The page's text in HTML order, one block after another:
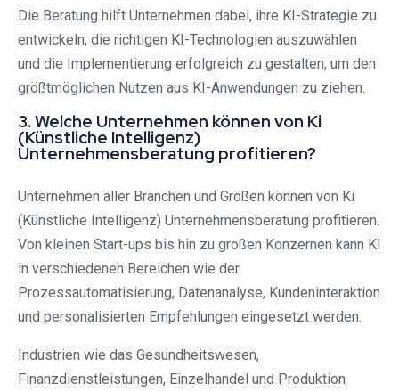
Die Beratung hilft Unternehmen dabei, ihre KI-Strategie zu
entwickeln, die richtigen KI-Technologien auszuwählen
und die Implementierung erfolgreich zu gestalten, um den
größtmöglichen Nutzen aus KI-Anwendungen zu ziehen.
3. Welche Unternehmen können von Ki
(Künstliche Intelligenz)
Unternehmensberatung profitieren?
Unternehmen aller Branchen und Größen können von Ki
(Künstliche Intelligenz) Unternehmensberatung profitieren.
Von kleinen Start-ups bis hin zu großen Konzernen kann KI
in verschiedenen Bereichen wie der
Prozessautomatisierung, Datenanalyse, Kundeninteraktion
und personalisierten Empfehlungen eingesetzt werden.
Industrien wie das Gesundheitswesen,
Finanzdienstleistungen, Einzelhandel und Produktion